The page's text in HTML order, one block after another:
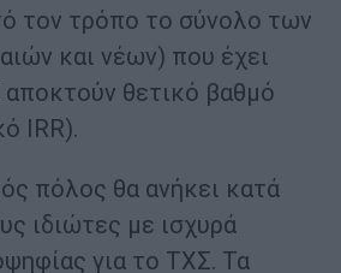
τον τρόπο το σύνολο των
και νέων) που έχει
αποκτούν θετικό βαθμό
IRR).
πόλος θα ανήκει κατά
ιδιώτες με ισχυρά
για το ΤΧΣ. Τα